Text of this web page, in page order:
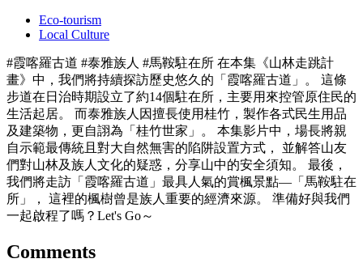
Eco-tourism
Local Culture
#霞喀羅古道 #泰雅族人 #馬鞍駐在所 在本集《山林走跳計
畫》中，我們將持續探訪歷史悠久的「霞喀羅古道」。 這條
步道在日治時期設立了約14個駐在所，主要用來控管原住民的
生活起居。 而泰雅族人因擅長使用桂竹，製作各式民生用品
及建築物，更自詡為「桂竹世家」。 本集影片中，場長將親
自示範最傳統且對大自然無害的陷阱設置方式， 並解答山友
們對山林及族人文化的疑惑，分享山中的安全須知。 最後，
我們將走訪「霞喀羅古道」最具人氣的賞楓景點—「馬鞍駐在
所」， 這裡的楓樹曾是族人重要的經濟來源。 準備好與我們
一起啟程了嗎？Let's Go～
Comments